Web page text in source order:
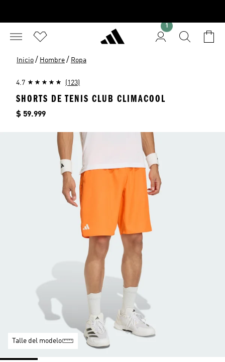
1
Inicio / Hombre / Ropa
4.7 (123)
SHORTS DE TENIS CLUB CLIMACOOL
Precio
$ 59.999
Talle del modelo